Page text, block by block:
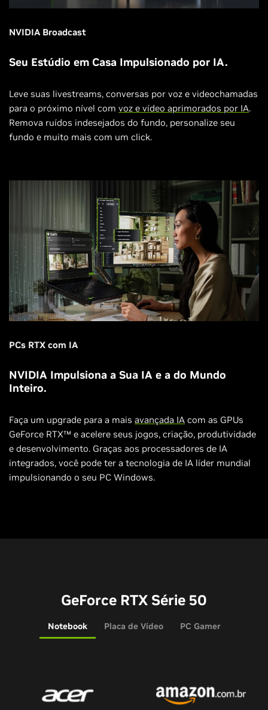
NVIDIA Broadcast
Seu Estúdio em Casa Impulsionado por IA.
Leve suas livestreams, conversas por voz e videochamadas
para o próximo nível com voz e vídeo aprimorados por IA.
Remova ruídos indesejados do fundo, personalize seu
fundo e muito mais com um click.
PCs RTX com IA
NVIDIA Impulsiona a Sua IA e a do Mundo
Inteiro.
Faça um upgrade para a mais avançada IA com as GPUs
GeForce RTX™ e acelere seus jogos, criação, produtividade
e desenvolvimento. Graças aos processadores de IA
integrados, você pode ter a tecnologia de IA líder mundial
impulsionando o seu PC Windows.
GeForce RTX Série 50
Notebook Placa de Vídeo PC Gamer